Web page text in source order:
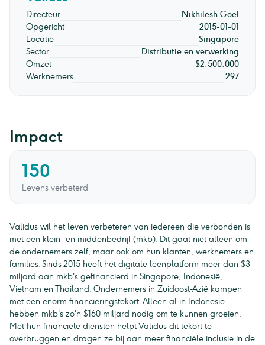
Directeur
Nikhilesh Goel
Opgericht
2015-01-01
Locatie
Singapore
Sector
Distributie en verwerking
Omzet
$2.500.000
Werknemers
297
Impact
150
Levens verbeterd
Validus wil het leven verbeteren van iedereen die verbonden is
met een klein- en middenbedrijf (mkb). Dit gaat niet alleen om
de ondernemers zelf, maar ook om hun klanten, werknemers en
families. Sinds 2015 heeft het digitale leenplatform meer dan $3
miljard aan mkb's gefinancierd in Singapore, Indonesië,
Vietnam en Thailand. Ondernemers in Zuidoost-Azië kampen
met een enorm financieringstekort. Alleen al in Indonesië
hebben mkb's zo'n $160 miljard nodig om te kunnen groeien.
Met hun financiële diensten helpt Validus dit tekort te
overbruggen en dragen ze bij aan meer financiële inclusie in de